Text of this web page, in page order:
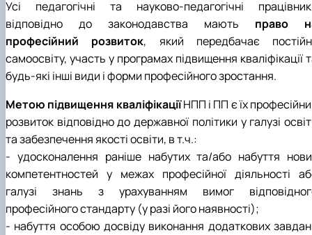
Підготовка до вступу в аспірантуру
Правила прийому 2026
Контактні дані
Профорієнтаційна діяльність
Профорієнтаційна робота
Дні відкритих дверей
Інформація і політика
HistoryEU
Усі педагогічні та науково-педагогічні
відповідно до законодавства мають право
професійний розвиток, який передбачає
самоосвіту, участь у програмах підвищення кваліфікації
будь-які інші види і форми професійного зростання.
Метою підвищення кваліфікаціїНПП і ПП є їх
розвиток відповідно до державної політики у галузі
та забезпечення якості освіти, в т.ч.:
- удосконалення раніше набутих та/або набуття
компетентностей у межах професійної діяльності
галузі знань з урахуванням вимог
професійного стандарту (у разі його наявності);
- набуття особою досвіду виконання додаткових